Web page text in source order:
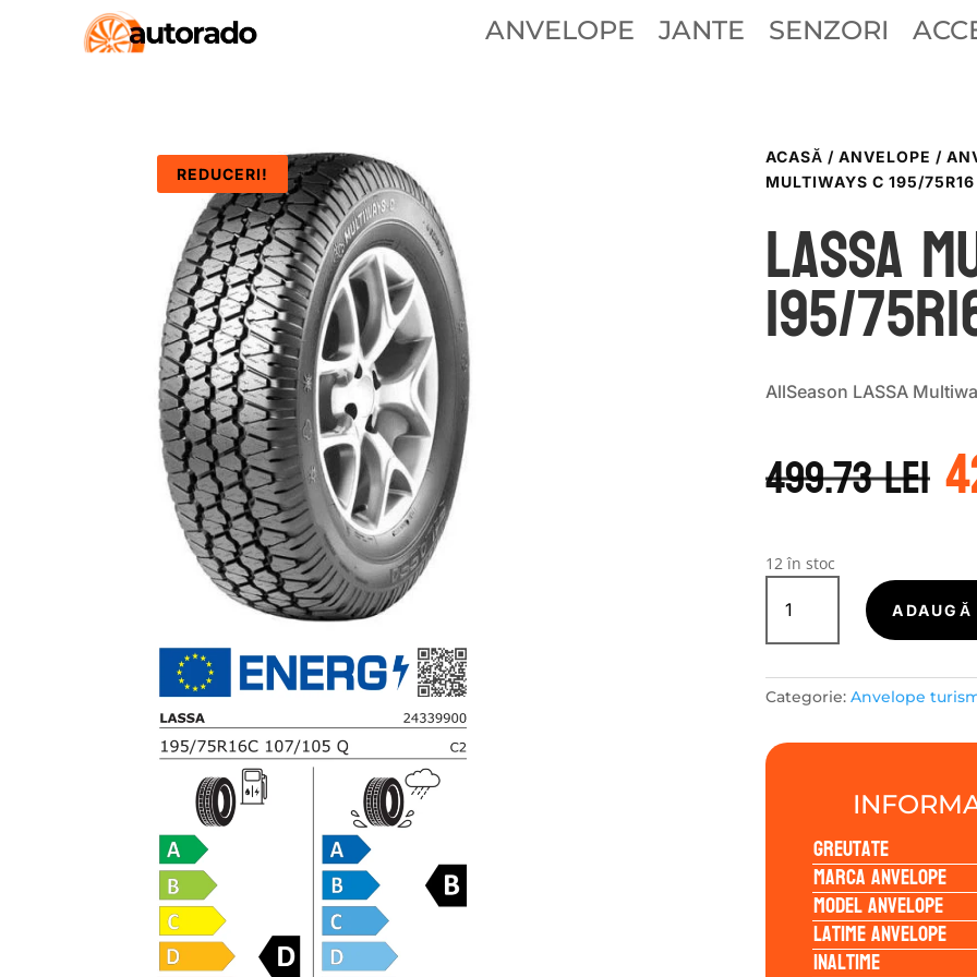
ANVELOPE JANTE SENZORI
REDUCERI!
ACASĂ / ANVELOPE /
MULTIWAYS C 195/
LASSA
195/
AllSeason LASSA
499.73leia
12 în stoc
Cantitate
LASSA
MULTIWAYS
195/75R16
107/105Q
ADAUGĂ
Categorie: Anvelope
Greutate
Marca anvelope
Model anvelope
Latime anvelope
Inaltime